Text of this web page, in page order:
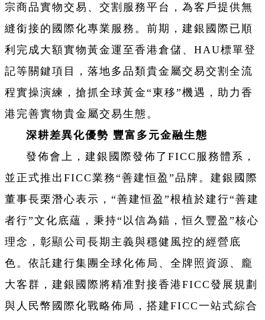
宗商品實物交易、交割服務平台，為客戶提供無
縫銜接的國際化專業服務。前期，建銀國際已順
利完成大額實物黃金運至香港倉儲、HAU標單登
記等關鍵項目，落地多品類貴金屬交易交割全流
程實操演練，搶抓全球黃金“東移”機遇，助力香
港完善實物貴金屬交易生態。
深耕差異化優勢 豐富多元金融生態
發佈會上，建銀國際發佈了FICC服務體系，
並正式推出FICC業務“善建恒盈”品牌。建銀國際
董事長栗潛心表示，“善建恒盈”根植於建行“善建
者行”文化底蘊，秉持“以信為錨，恒久豐盈”核心
理念，彰顯公司長期主義與穩健風控的經營底
色。依託建行集團全球化佈局、全牌照資源、龐
大客群，建銀國際將精准對接香港FICC發展規劃
與人民幣國際化戰略佈局，搭建FICC一站式綜合